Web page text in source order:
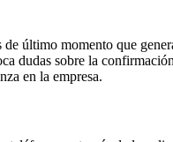
último momento que
dudas sobre la
en la empresa.